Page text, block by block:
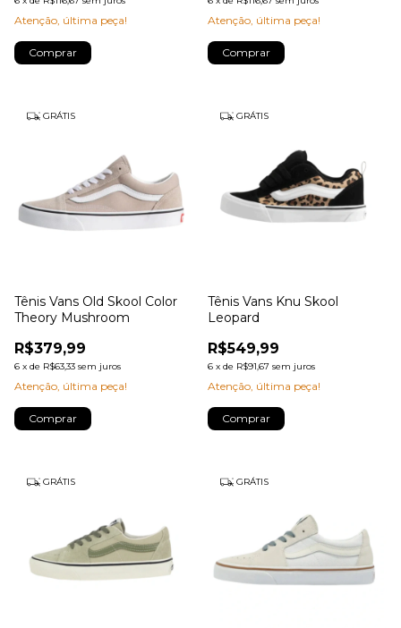
Atenção, última peça!
Comprar
Atenção, última peça!
Comprar
GRÁTIS
Tênis Vans Old Skool Color
Theory Mushroom
R$379,99
6 x de R$63,33 sem juros
Atenção, última peça!
Comprar
GRÁTIS
Tênis Vans Knu Skool
Leopard
R$549,99
6 x de R$91,67 sem juros
Atenção, última peça!
Comprar
GRÁTIS GRÁTIS